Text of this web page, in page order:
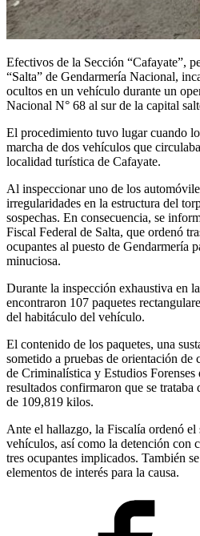
Efectivos de la Sección “Cafayate”,
“Salta” de Gendarmería Nacional,
ocultos en un vehículo durante un
Nacional N° 68 al sur de la capital
El procedimiento tuvo lugar cuando
marcha de dos vehículos que
localidad turística de Cafayate.
Al inspeccionar uno de los
irregularidades en la estructura del
sospechas. En consecuencia, se
Fiscal Federal de Salta, que ordenó
ocupantes al puesto de Gendarmería
minuciosa.
Durante la inspección exhaustiva en
encontraron 107 paquetes
del habitáculo del vehículo.
El contenido de los paquetes, una
sometido a pruebas de orientación de
de Criminalística y Estudios
resultados confirmaron que se trataba
de 109,819 kilos.
Ante el hallazgo, la Fiscalía ordenó el
vehículos, así como la detención con
tres ocupantes implicados. También
elementos de interés para la causa.